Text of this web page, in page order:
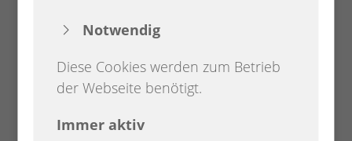
Sie hier
FACHBEREICHSLEITER
Fre­de­rik Ka­pels
Notwendig
Diese Cookies werden zum Betrieb
der Webseite benötigt.
Immer aktiv